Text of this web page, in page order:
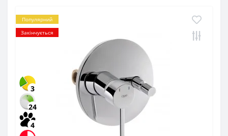
Популярний
Закінчується
3
24
4